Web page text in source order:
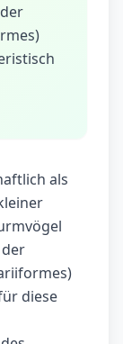
als
diese